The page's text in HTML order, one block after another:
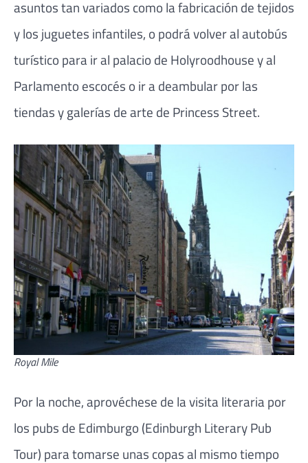
asuntos tan variados como la fabricación de tejidos
y los juguetes infantiles, o podrá volver al autobús
turístico para ir al palacio de Holyroodhouse y al
Parlamento escocés o ir a deambular por las
tiendas y galerías de arte de Princess Street.
Royal Mile
Por la noche, aprovéchese de la visita literaria por
los pubs de Edimburgo (Edinburgh Literary Pub
Tour) para tomarse unas copas al mismo tiempo